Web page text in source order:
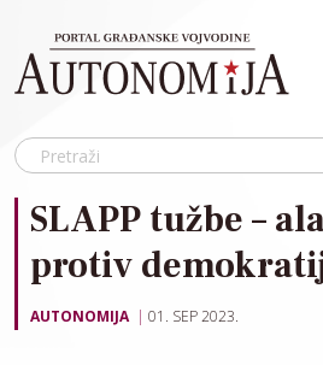
SLAPP tužbe –
protiv
AUTONOMIJA 01. SEP 2023.